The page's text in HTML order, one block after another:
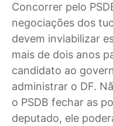
Concorrer pelo
negociações dos
devem inviabilizar
mais de dois anos
candidato ao
administrar o DF.
o PSDB fechar as
deputado, ele